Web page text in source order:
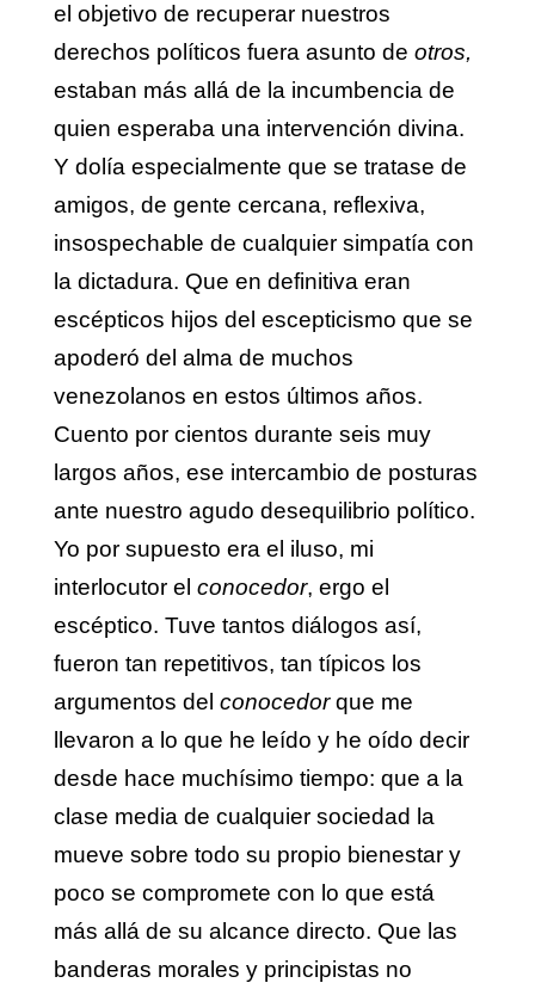
el objetivo de recuperar nuestros
derechos políticos fuera asunto de otros,
estaban más allá de la incumbencia de
quien esperaba una intervención divina.
Y dolía especialmente que se tratase de
amigos, de gente cercana, reflexiva,
insospechable de cualquier simpatía con
la dictadura. Que en definitiva eran
escépticos hijos del escepticismo que se
apoderó del alma de muchos
venezolanos en estos últimos años.
Cuento por cientos durante seis muy
largos años, ese intercambio de posturas
ante nuestro agudo desequilibrio político.
Yo por supuesto era el iluso, mi
interlocutor el conocedor, ergo el
escéptico. Tuve tantos diálogos así,
fueron tan repetitivos, tan típicos los
argumentos del conocedorque me
llevaron a lo que he leído y he oído decir
desde hace muchísimo tiempo: que a la
clase media de cualquier sociedad la
mueve sobre todo su propio bienestar y
poco se compromete con lo que está
más allá de su alcance directo. Que las
banderas morales y principistas no